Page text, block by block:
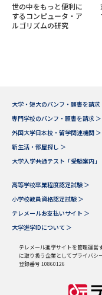
世の中をもっと便利に
するコンピュータ・ア
ルゴリズムの研究
大学・短大のパンフ・願書を請求
専門学校のパンフ・願書を請求 ＞
外国大学日本校・留学関連機関 ＞
新生活・部屋探し ＞
大学入学共通テスト「受験案内」
高等学校卒業程度認定試験 ＞
小学校教員資格認定試験 ＞
テレメールお支払いサイト ＞
大学進学IDについて ＞
テレメール進学サイトを管理運営
に取り扱う企業としてプライバシ
登録番号 10860126